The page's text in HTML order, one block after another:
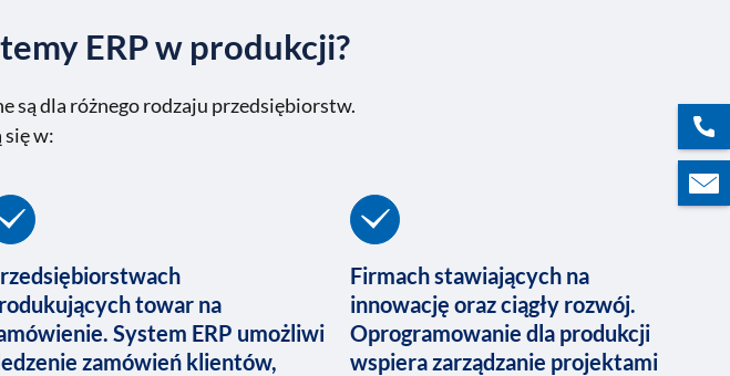
ERP w produkcji?
są dla różnego rodzaju przedsiębiorstw.
się w:
towar na
System ERP umożliwi
zamówień klientów,
Firmach stawiających na
innowację oraz ciągły rozwój.
Oprogramowanie dla produkcji
wspiera zarządzanie projektami